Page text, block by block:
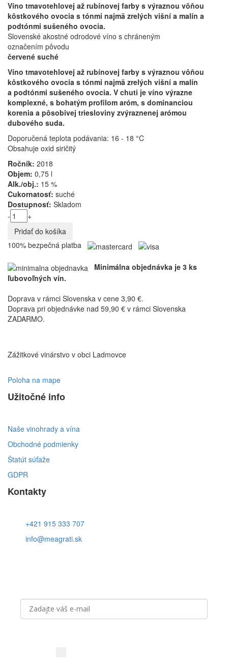
Víno tmavotehlovej až rubínovej farby s výraznou vôňou
kôstkového ovocia s tónmi najmä zrelých višní a malín a
podtónmi sušeného ovocia.
Slovenské akostné odrodové víno s chráneným
označením pôvodu
červené suché
Víno tmavotehlovej až rubínovej farby s výraznou vôňou
kôstkového ovocia s tónmi najmä zrelých višní a malín
a podtónmi sušeného ovocia. V chuti je víno výrazne
komplexné, s bohatým profilom aróm, s dominanciou
korenia a pôsobivej triesloviny zvýraznenej arómou
dubového suda.
Doporučená teplota podávania: 16 - 18 °C
Obsahuje oxid siričitý
Ročník: 2018
Objem: 0,75 l
Alk./obj.: 15 %
Cukornatosť: suché
Dostupnosť: Skladom
-
+
100% bezpečná platba
Minimálna objednávka je 3 ks
ľubovoľných vín.
Doprava v rámci Slovenska v cene 3,90 €.
Doprava pri objednávke nad 59,90 € v rámci Slovenska
ZADARMO.
Zážitkové vinárstvo v obci Ladmovce
Poloha na mape
Užitočné info
Naše vinohrady a vína
Obchodné podmienky
Štatút súťaže
GDPR
Kontakty
+421 915 333 707
info@meagrati.sk